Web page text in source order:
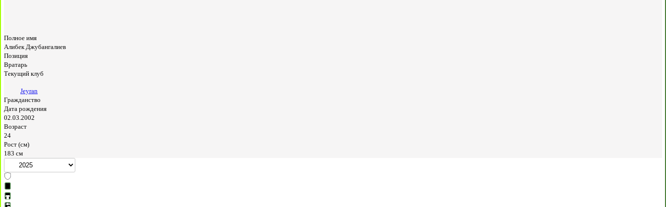
Полное имя
Алибек Джубангалиев
Позиция
Вратарь
Текущий клуб
Jeyran
Гражданство
Дата рождения
02.03.2002
Возраст
24
Рост (см)
183 см